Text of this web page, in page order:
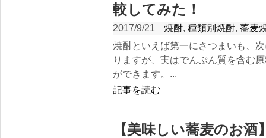
較してみた！
2017/9/21 焼酎,種類別焼酎,蕎麦
焼酎といえば第一にさつまいも、
りますが、実はでんぷん質を含む
ができます。...
記事を読む
【美味しい蕎麦のお